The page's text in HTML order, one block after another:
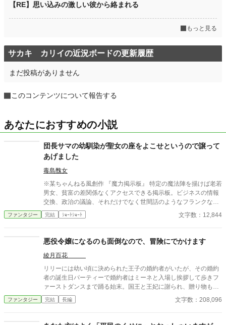
【RE】思い込みの激しい彼から絡まれる
もっと見る
サカキ カリイの近況ボードの更新履歴
まだ投稿がありません
このコンテンツについて報告する
あなたにおすすめの小説
団長サマの幼馴染が聖女の座をよこせというので譲って
あげました
毒島醜女
※某ちゃんねる風創作 『魔力掲示板』 特定の魔法陣を描けば老若
男女、貧富の差関係なくアクセスできる掲示板。ビジネスの情報
交換、政治の議論、それだけでなく世間話のようなフランクなも
のまで存在する。 平民レベルの微力な魔力でも打ち込めるものか
ら、貴族クラスの魔力を有するものしか開けないものから多種多
ある。 今日もまた、掲示板は悲喜こもごもに賑わっていた――
ファンタジー 完結 ｼｮｰﾄｼｮｰﾄ 文字数：12,844
悪役令嬢になるのも面倒なので、冒険にでかけます
綾月百花
リリーには幼い頃に決められた王子の婚約者がいたが、その婚約
者の誕生日パーティーで婚約者はミーネと入場し挨拶して歩きフ
ァーストダンスまで踊る始末。国王と王妃に謝られ、贈り物も準
備されていると宥められるが、その贈り物のドレスまでミーネが
着ていた。リリーは怒ってワインボトルを持ち、美しいドレスを
け、ワインボトルからボトボトと頭から濡らされた。相手は子爵
ファンタジー 完結 長編 文字数：208,096